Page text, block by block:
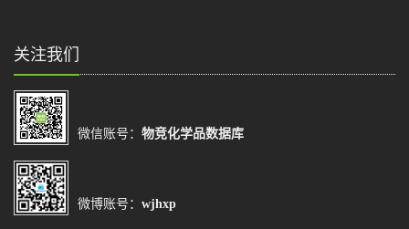
关注我们
微信账号： 物竞化学品数据库
微博账号： wjhxp